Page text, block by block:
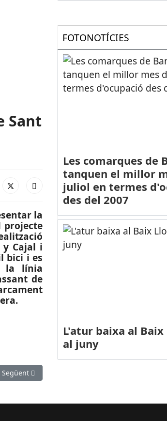
Sant
la
projecte
Cajal i
bici i es
la línia
de
Article següent: ESPORTS (VOLEIBOL,
Següent
FOTONOTÍCIES
Les comarques de
tanquen el millor
juliol en termes
des del 2007
L'atur baixa al
al juny